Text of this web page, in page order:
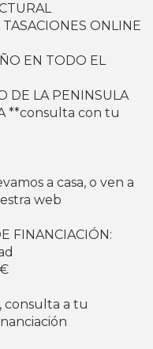
TASACIONES ONLINE
EN TODO EL
DE LA PENINSULA
**consulta con tu
a casa, o ven a
web
FINANCIACIÓN:
consulta a tu